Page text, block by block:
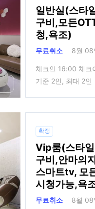
일반실(스타
구비,모든
청,욕조)
무료취소 8월 08
체크인 16:00 체크
기준 2인, 최대 2인
확정
Vip룸(스타
구비,안마의
스마트tv, 모
시청가능,욕
무료취소 8월 08